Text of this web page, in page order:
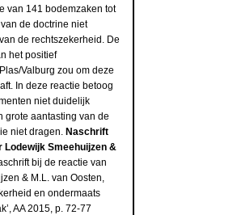
van 141 bodemzaken tot
de doctrine niet
de rechtszekerheid. De
het positief
Valburg zou om deze
In deze reactie betoog
niet duidelijk
grote aantasting van de
niet dragen. Naschrift
Smeehuijzen &
bij de reactie van
& M.L. van Oosten,
en ondermaats
AA 2015, p. 72-77